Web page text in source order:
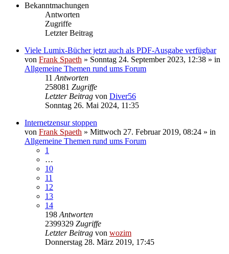
Bekanntmachungen
Antworten
Zugriffe
Letzter Beitrag
Viele Lumix-Bücher jetzt auch als PDF-Ausgabe verfügbar
von Frank Spaeth » Sonntag 24. September 2023, 12:38 » in
Allgemeine Themen rund ums Forum
11 Antworten
258081 Zugriffe
Letzter Beitrag von Diver56
Sonntag 26. Mai 2024, 11:35
Internetzensur stoppen
von Frank Spaeth » Mittwoch 27. Februar 2019, 08:24 » in
Allgemeine Themen rund ums Forum
1
…
10
11
12
13
14
198 Antworten
2399329 Zugriffe
Letzter Beitrag von wozim
Donnerstag 28. März 2019, 17:45